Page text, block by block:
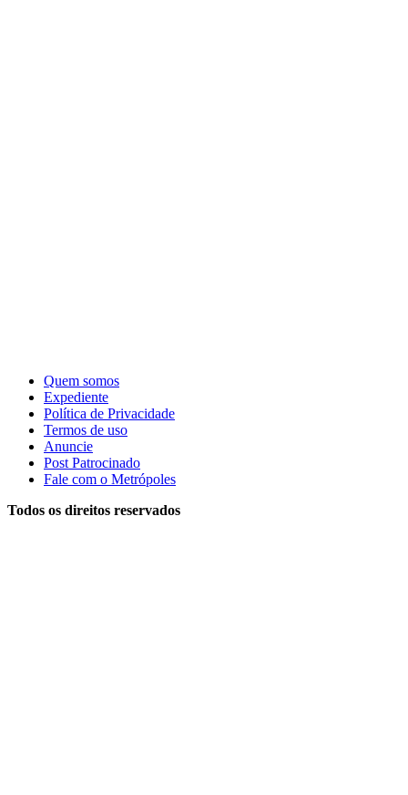
Quem somos
Expediente
Política de Privacidade
Termos de uso
Anuncie
Post Patrocinado
Fale com o Metrópoles
Todos os direitos reservados